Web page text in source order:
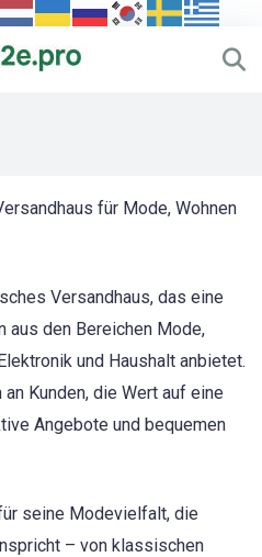
für Mode, Wohnen
Versandhaus, das eine
aus den Bereichen Mode,
und Haushalt anbietet.
Kunden, die Wert auf eine
Angebote und bequemen
seine Modevielfalt, die
– von klassischen